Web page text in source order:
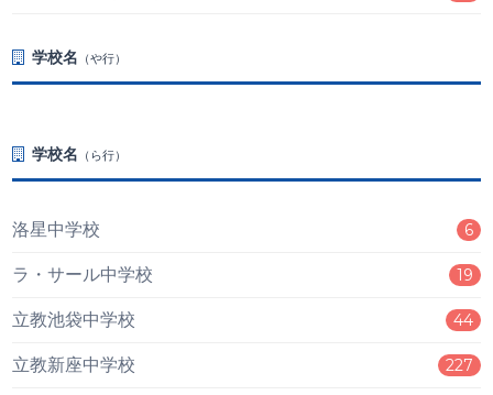
学校名 （や行）
学校名 （ら行）
洛星中学校 6
ラ・サール中学校 19
立教池袋中学校 44
立教新座中学校 227